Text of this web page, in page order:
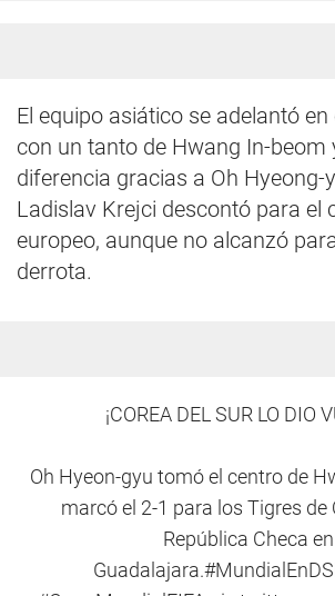
El equipo asiático se adelantó
con un tanto de Hwang In-beom
diferencia gracias a Oh Hyeong-
Ladislav Krejci descontó para el
europeo, aunque no alcanzó
derrota.
¡COREA DEL SUR LO DIO
Oh Hyeon-gyu tomó el centro de
marcó el 2-1 para los Tigres de
República Checa en
Guadalajara.